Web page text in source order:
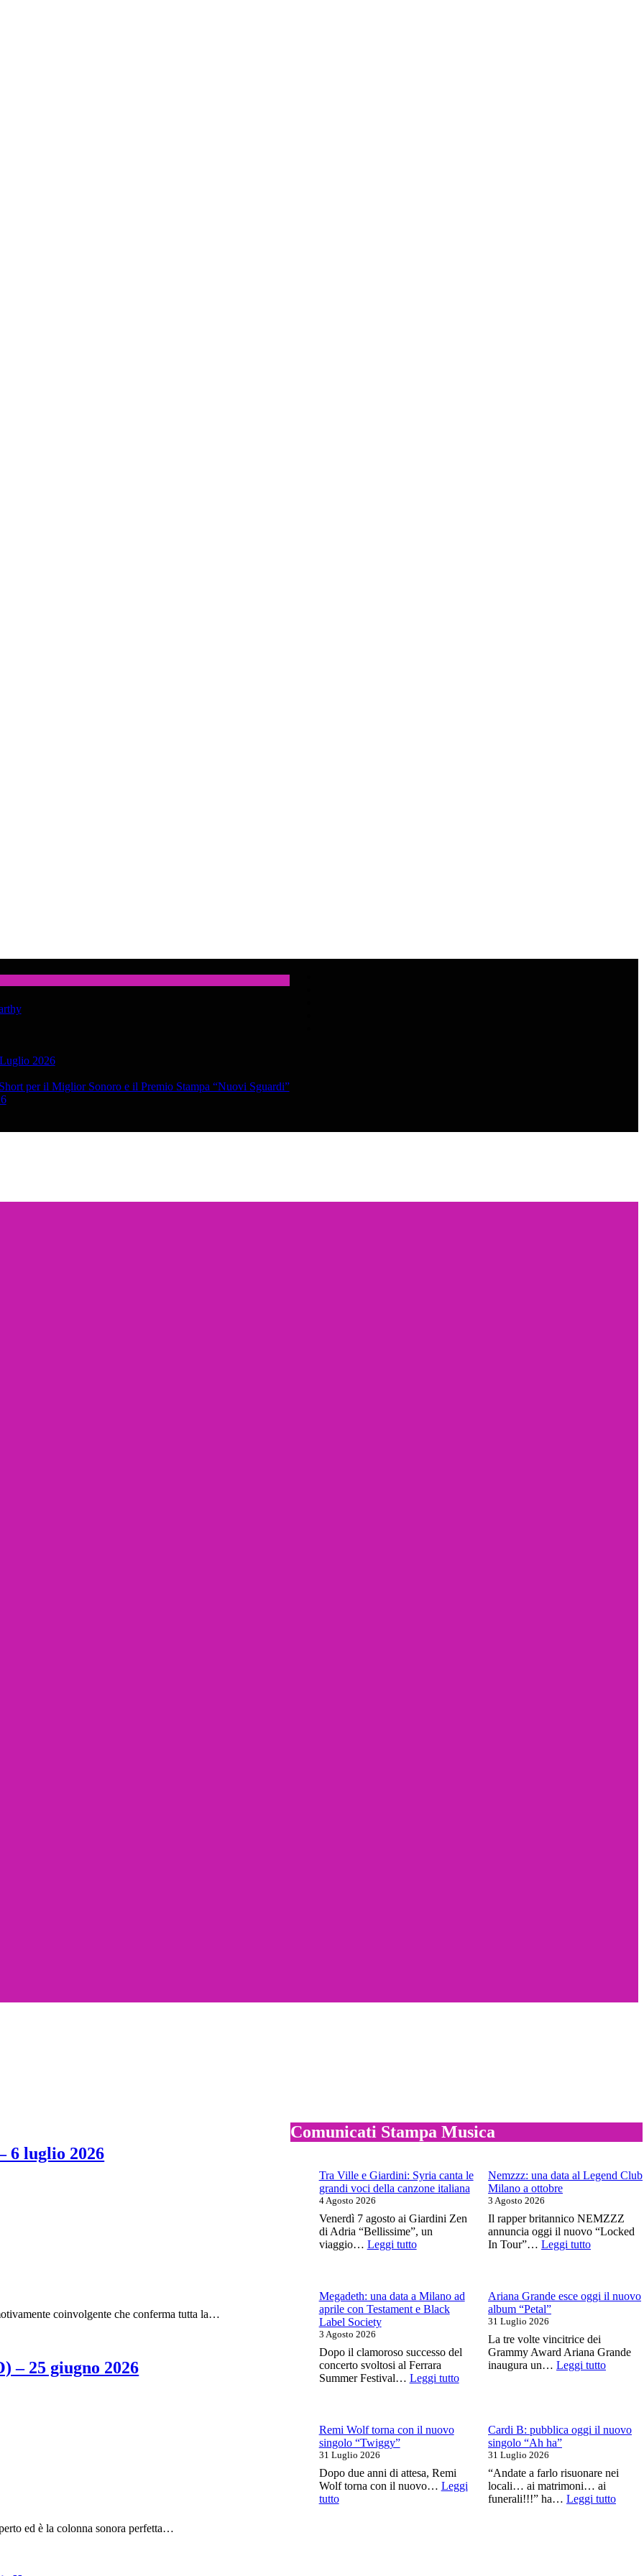
2026
per il Miglior Sonoro e il Premio Stampa “Nuovi Sguardi”
6 luglio 2026
coinvolgente che conferma tutta la…
– 25 giugno 2026
ed è la colonna sonora perfetta…
Comunicati Stampa Musica
Tra Ville e Giardini: Syria canta le
grandi voci della canzone italiana
4 Agosto 2026
Venerdì 7 agosto ai Giardini Zen
di Adria “Bellissime”, un
viaggio… Leggi tutto:
Giardini:
Syria
voci
della
canzone
Nemzzz: una data al Legend Club
Milano a ottobre
3 Agosto 2026
Il rapper britannico NEMZZZ
annuncia oggi il nuovo “Locked
In Tour”… Leggi tutto:
al
Milano
a
ottobre
Megadeth: una data a Milano ad
aprile con Testament e Black
Label Society
3 Agosto 2026
Dopo il clamoroso successo del
concerto svoltosi al Ferrara
Summer Festival… Leggi tutto:
Milano
con
Testament
Ariana Grande esce oggi il nuovo
album “Petal”
31 Luglio 2026
La tre volte vincitrice dei
Grammy Award Ariana Grande
inaugura un… Leggi tutto:
il
“Petal”
Remi Wolf torna con il nuovo
singolo “Twiggy”
31 Luglio 2026
Dopo due anni di attesa, Remi
Wolf torna con il nuovo… Leggi
tutto:
Cardi B: pubblica oggi il nuovo
singolo “Ah ha”
31 Luglio 2026
“Andate a farlo risuonare nei
locali… ai matrimoni… ai
funerali!!!” ha… Leggi tutto: